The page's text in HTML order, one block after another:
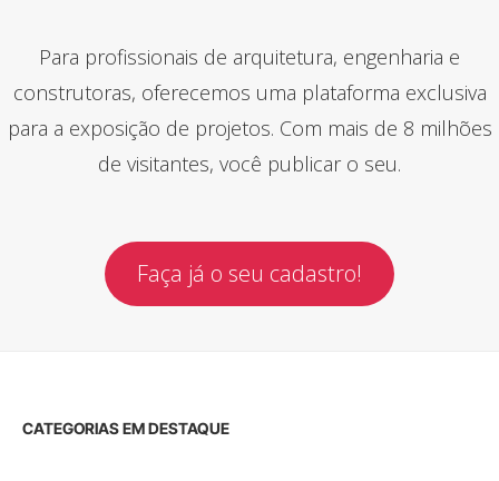
Para profissionais de arquitetura, engenharia e
construtoras, oferecemos uma plataforma exclusiva
para a exposição de projetos. Com mais de 8 milhões
de visitantes, você publicar o seu.
Faça já o seu cadastro!
CATEGORIAS EM DESTAQUE